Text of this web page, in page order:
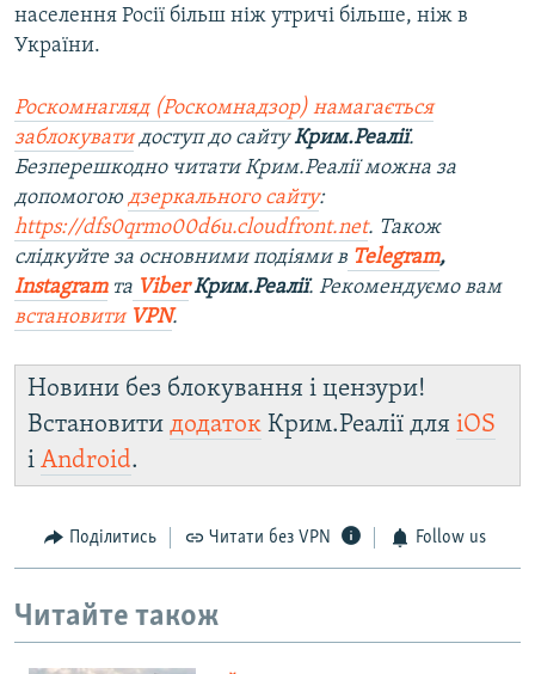
населення Росії більш ніж утричі більше, ніж в
України.
Роскомнагляд (Роскомнадзор) намагається
заблокуватидоступ до сайтуКрим.Реалії.
Безперешкодно читати Крим.Реалії можна за
допомогою дзеркального сайту:
https://dfs0qrmo00d6u.cloudfront.net. Також
слідкуйте за основними подіями в Telegram,
Instagramта ViberКрим.Реалії. Рекомендуємо вам
встановити VPN.
Новини без блокування і цензури!
Встановити додаток Крим.Реалії для iOS
і Android.
Поділитись Читати без VPN Follow us
Читайте також